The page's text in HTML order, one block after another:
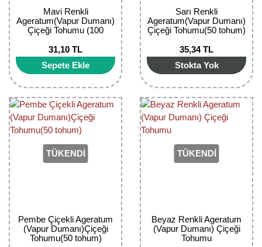
Mavi Renkli
Ageratum(Vapur Dumanı)
Çiçeği Tohumu (100
31,10 TL
Sepete Ekle
Sarı Renkli
Ageratum(Vapur Dumanı)
Çiçeği Tohumu(50 tohum)
35,34 TL
Stokta Yok
TÜKENDİ
Pembe Çiçekli Ageratum
(Vapur Dumanı)Çiçeği
Tohumu(50 tohum)
TÜKENDİ
Beyaz Renkli Ageratum
(Vapur Dumanı) Çiçeği
Tohumu
Bektaşi Üzümü Fidanı
Böğürtlen Fidanı
Ceviz Fidanı
Dut Fidanı
Elma Fidanı
Erik Fidanı
Feijoa Fidanı
Fidan Anaçları ve Aşı Kalemleri
Frenk Üzümü Fidanı
Nostaljik Güller
Peyzaj Gülleri
Sarmaşık(Çardak) Gül Fidanları
Ters Lale Soğanı
Yılbaşı Gülü Çiçeği
Zambak Soğanı